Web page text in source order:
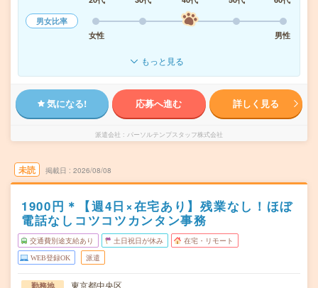
男女比率
女性
男性
もっと見る
気になる! 応募へ進む 詳しく見る
派遣会社 パーソルテンプスタッフ株式会社
未読 掲載日 2026/08/08
1900円＊【週4日×在宅あり】残業なし！ほぼ
電話なしコツコツカンタン事務
交通費別途支給あり 土日祝日が休み 在宅・リモート
WEB登録OK 派遣
勤務地 東京都中央区